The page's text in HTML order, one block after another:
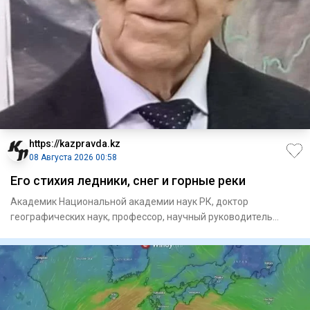
https://kazpravda.kz
08 Августа 2026 00:58
Его стихия ледники, снег и горные реки
Академик Национальной академии наук РК, доктор
географических наук, профессор, научный руководитель